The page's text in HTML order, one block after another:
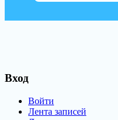
Вход
Войти
Лента записей